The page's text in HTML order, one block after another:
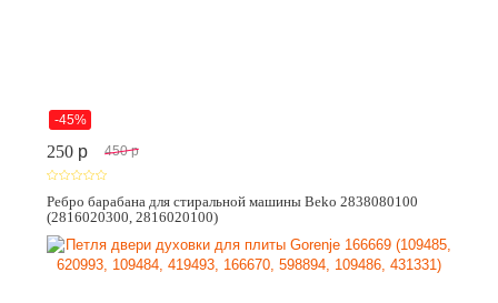
-45%
250 p 450 p
Ребро барабана для стиральной машины Beko 2838080100
(2816020300, 2816020100)